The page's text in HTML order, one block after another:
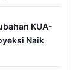
KUA-
Naik